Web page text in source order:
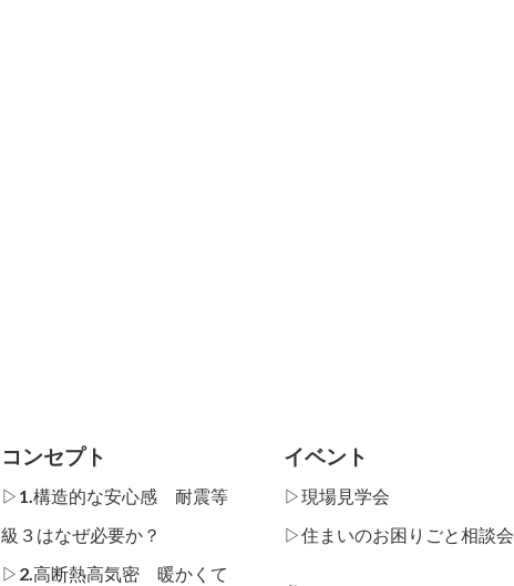
コンセプト
▷1.構造的な安心感 耐震等
級３はなぜ必要か？
▷2.高断熱高気密 暖かくて
イベント
▷現場見学会
▷住まいのお困りごと相談会